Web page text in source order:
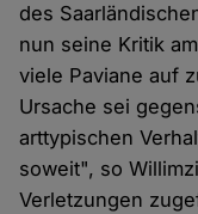
des
nun seine Kritik
viele Paviane auf
Ursache sei
arttypischen
soweit", so
Verletzungen